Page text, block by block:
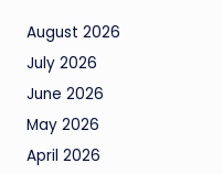
August 2026
July 2026
June 2026
May 2026
April 2026